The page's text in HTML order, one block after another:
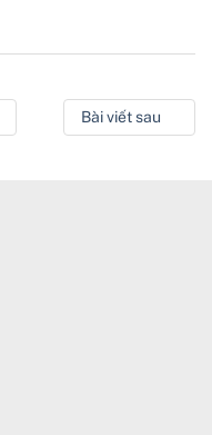
Bài viết sau